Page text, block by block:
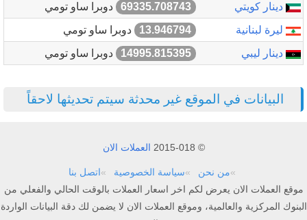
دينار كويتي
69335.708743
دوبرا ساو تومي
ليرة لبنانية
13.946794
دوبرا ساو تومي
دينار ليبي
14995.815395 دوبرا ساو تومي
البيانات في الموقع غير محدثة سيتم تحديثها لاحقاً
© 2015-018 العملات الان
من نحن سياسة الخصوصية
اتصل بنا
موقع العملات الان يعرض لكم اخر اسعار العملات بالوقت الحالي والفعلي من
البنوك المركزية والعالمية، وموقع العملات الان لا يضمن لك دقة البيانات الواردة